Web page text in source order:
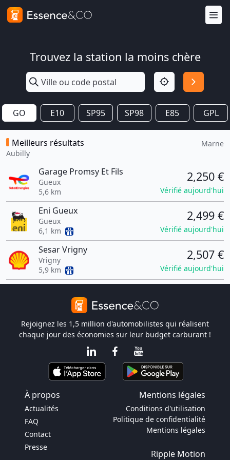
Trouvez la station la moins chère
GO E10 SP95 SP98 E85 GPL
Meilleurs résultats
Aubilly
Marne
Garage Promsy Et Fils
Gueux
5,6 km
2,250 €
Vérifié aujourd'hui
Eni Gueux
Gueux
6,1 km
2,499 €
Vérifié aujourd'hui
Sesar Vrigny
Vrigny
5,9 km
2,507 €
Vérifié aujourd'hui
Rejoignez les 1,5 million d'automobilistes qui réalisent
chaque jour des économies sur leur budget carburant !
À propos Mentions légales
Actualités
FAQ
Contact
Presse
Conditions d'utilisation
Politique de confidentialité
Mentions légales
Ripple Motion